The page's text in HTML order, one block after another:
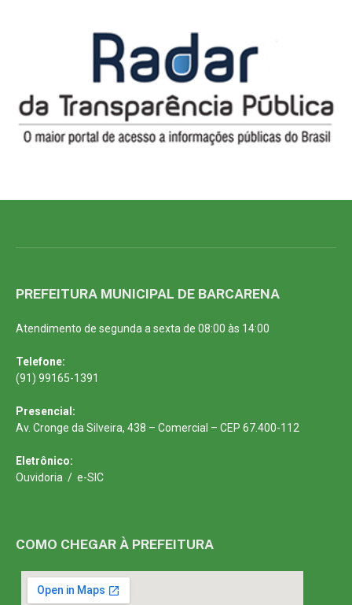
PREFEITURA MUNICIPAL DE BARCARENA
Atendimento de segunda a sexta de 08:00 às 14:00
Telefone:
(91) 99165-1391
Presencial:
Av. Cronge da Silveira, 438 – Comercial – CEP 67.400-112
Eletrônico:
Ouvidoria / e-SIC
COMO CHEGAR À PREFEITURA